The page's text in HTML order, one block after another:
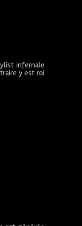
infernale
y est roi